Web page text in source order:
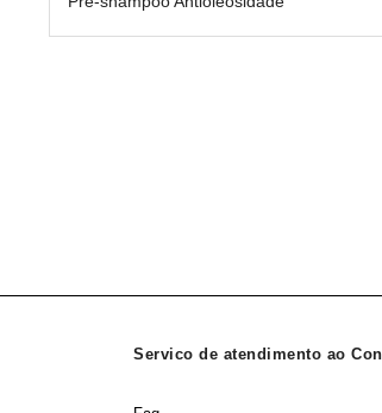
Servico de atendimento ao